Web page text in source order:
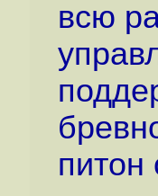
всю
питон